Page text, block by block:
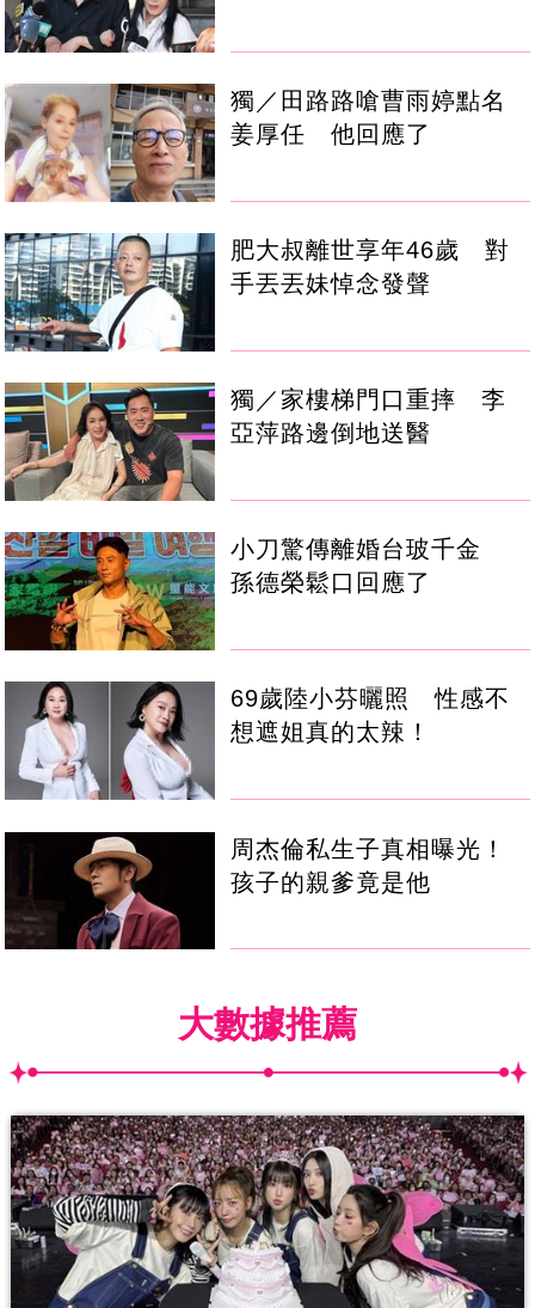
獨／田路路嗆曹雨婷點名
姜厚任 他回應了
肥大叔離世享年46歲 對
手丟丟妹悼念發聲
獨／家樓梯門口重摔 李
亞萍路邊倒地送醫
小刀驚傳離婚台玻千金
孫德榮鬆口回應了
69歲陸小芬曬照 性感不
想遮姐真的太辣！
周杰倫私生子真相曝光！
孩子的親爹竟是他
大數據推薦